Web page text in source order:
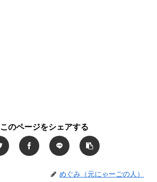
このページをシェアする
めぐみ（元にゃーごの人）